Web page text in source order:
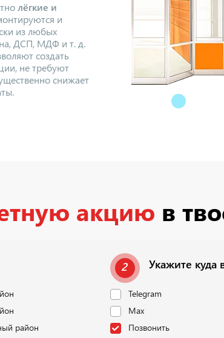
лёгкие и
и
из любых
ДСП, МДФ и т. д.
создать
не требуют
снижает
акцию в
район
2 Укажите куда
Telegram
Max
Позвонить